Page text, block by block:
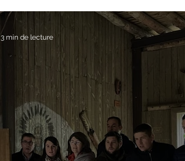
3 min de lecture